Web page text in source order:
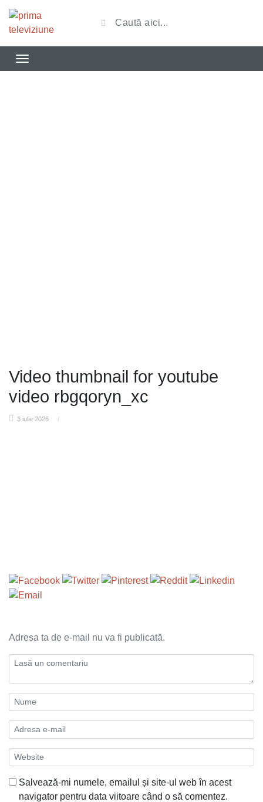
Video thumbnail for youtube
video rbgqoryn_xc
3 iulie 2026 /
Adresa ta de e-mail nu va fi publicată.
Salvează-mi numele, emailul și site-ul web în acest
navigator pentru data viitoare când o să comentez.